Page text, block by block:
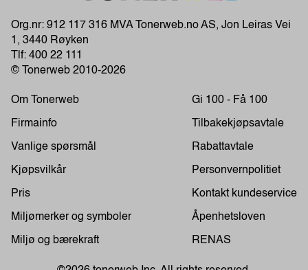
Org.nr: 912 117 316 MVA Tonerweb.no AS, Jon Leiras Vei
1, 3440 Røyken
Tlf: 400 22 111
© Tonerweb 2010-2026
Om Tonerweb
Firmainfo
Vanlige spørsmål
Kjøpsvilkår
Pris
Miljømerker og symboler
Miljø og bærekraft
Gi 100 - Få 100
Tilbakekjøpsavtale
Rabattavtale
Personvernpolitiet
Kontakt kundeservice
Åpenhetsloven
RENAS